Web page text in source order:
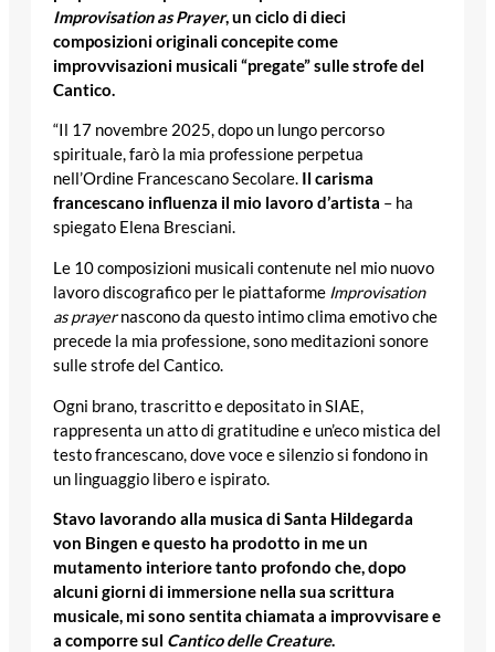
Improvisation as Prayer, un ciclo di dieci
composizioni originali concepite come
improvvisazioni musicali “pregate” sulle strofe del
Cantico.
“Il 17 novembre 2025, dopo un lungo percorso
spirituale, farò la mia professione perpetua
nell’Ordine Francescano Secolare. Il carisma
francescano influenza il mio lavoro d’artista – ha
spiegato Elena Bresciani.
Le 10 composizioni musicali contenute nel mio nuovo
lavoro discografico per le piattaforme Improvisation
as prayernascono da questo intimo clima emotivo che
precede la mia professione, sono meditazioni sonore
sulle strofe del Cantico.
Ogni brano, trascritto e depositato in SIAE,
rappresenta un atto di gratitudine e un’eco mistica del
testo francescano, dove voce e silenzio si fondono in
un linguaggio libero e ispirato.
Stavo lavorando alla musica di Santa Hildegarda
von Bingen e questo ha prodotto in me un
mutamento interiore tanto profondo che, dopo
alcuni giorni di immersione nella sua scrittura
musicale, mi sono sentita chiamata a improvvisare e
a comporre sul Cantico delle Creature.